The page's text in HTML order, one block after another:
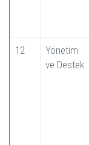
12
Yönetim
ve Destek